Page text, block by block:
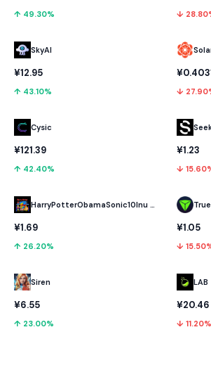
↑ 49.30%
SkyAI
¥12.95
↑ 43.10%
Cysic
¥121.39
↑ 42.40%
HarryPotterObamaSonic10Inu (ETH)
¥1.69
↑ 26.20%
Siren
¥6.55
↑ 23.00%
↓
↓
¥1.23
↓
¥1.05
↓
LAB
¥20.46
↓ 11.20%